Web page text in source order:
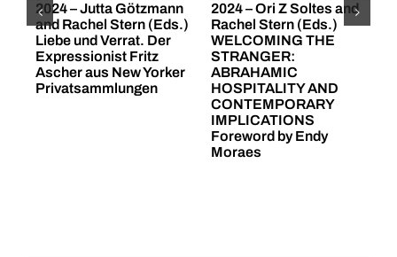
is
to
Blaze
with
2024 – Jutta Götzmann
and Rachel Stern (Eds.)
Liebe und Verrat. Der
Expressionist Fritz
Ascher aus New Yorker
Privatsammlungen
2024 – Ori Z Soltes and
Rachel Stern (Eds.)
WELCOMING THE
STRANGER:
ABRAHAMIC
HOSPITALITY AND
CONTEMPORARY
IMPLICATIONS
Foreword by Endy
Moraes